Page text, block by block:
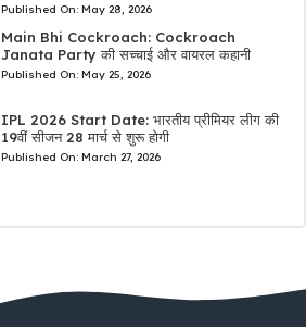
Published On: May 28, 2026
Main Bhi Cockroach: Cockroach
Janata Party की सच्चाई और वायरल कहानी
Published On: May 25, 2026
IPL 2026 Start Date: भारतीय प्रीमियर लीग की
19वीं सीजन 28 मार्च से शुरू होगी
Published On: March 27, 2026